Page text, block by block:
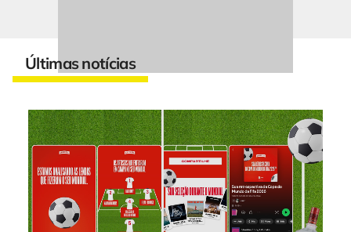
Últimas notícias